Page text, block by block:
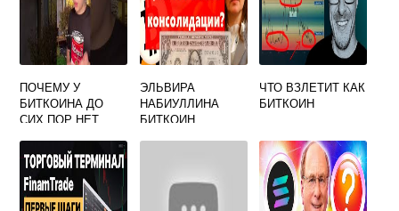
ПОЧЕМУ У
БИТКОИНА ДО
СИХ ПОР НЕТ
ЕГО ОРГАНА
ВЫБЕРИТЕ ОДИН
ОТВЕТ
ЭЛЬВИРА
НАБИУЛЛИНА
БИТКОИН
ЧТО ВЗЛЕТИТ КАК
БИТКОИН